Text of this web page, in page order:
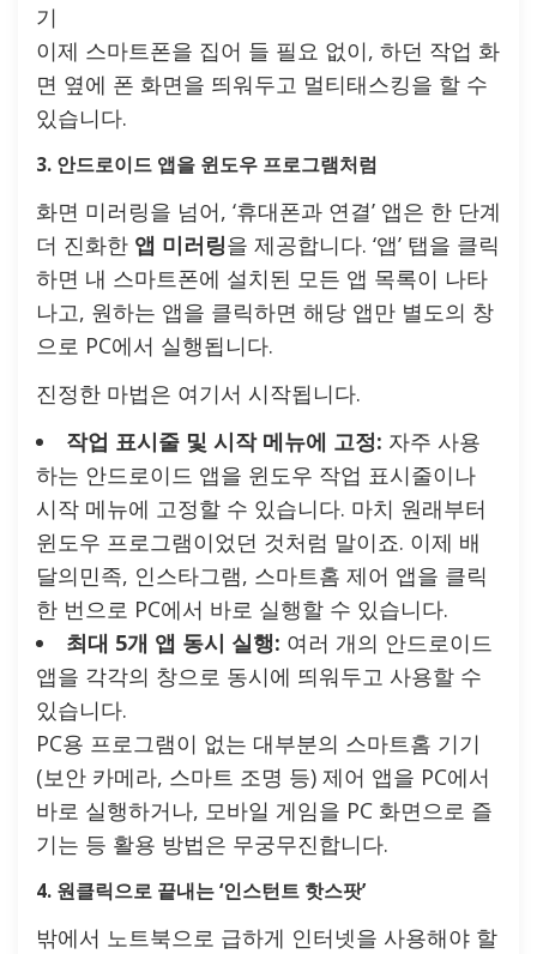
기
이제 스마트폰을 집어 들 필요 없이, 하던 작업 화
면 옆에 폰 화면을 띄워두고 멀티태스킹을 할 수
있습니다.
3. 안드로이드 앱을 윈도우 프로그램처럼
화면 미러링을 넘어, ‘휴대폰과 연결’ 앱은 한 단계
더 진화한 앱 미러링을 제공합니다. ‘앱’ 탭을 클릭
하면 내 스마트폰에 설치된 모든 앱 목록이 나타
나고, 원하는 앱을 클릭하면 해당 앱만 별도의 창
으로 PC에서 실행됩니다.
진정한 마법은 여기서 시작됩니다.
작업 표시줄 및 시작 메뉴에 고정: 자주 사용
하는 안드로이드 앱을 윈도우 작업 표시줄이나
시작 메뉴에 고정할 수 있습니다. 마치 원래부터
윈도우 프로그램이었던 것처럼 말이죠. 이제 배
달의민족, 인스타그램, 스마트홈 제어 앱을 클릭
한 번으로 PC에서 바로 실행할 수 있습니다.
최대 5개 앱 동시 실행: 여러 개의 안드로이드
앱을 각각의 창으로 동시에 띄워두고 사용할 수
있습니다.
PC용 프로그램이 없는 대부분의 스마트홈 기기
(보안 카메라, 스마트 조명 등) 제어 앱을 PC에서
바로 실행하거나, 모바일 게임을 PC 화면으로 즐
기는 등 활용 방법은 무궁무진합니다.
4. 원클릭으로 끝내는 ‘인스턴트 핫스팟’
밖에서 노트북으로 급하게 인터넷을 사용해야 할